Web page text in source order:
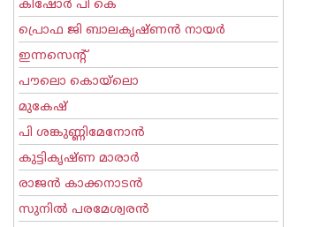
കിഷോർ പി കെ
പ്രൊഫ ജി ബാലകൃഷ്ണന്‍ നായര്‍
ഇന്നസെന്റ്‌
പൗലൊ കൊയ്ലൊ
മുകേഷ്
പി ശങ്കുണ്ണിമേനോന്‍
കുട്ടികൃഷ്ണ മാരാര്‍
രാജന്‍ കാക്കനാടന്‍
സുനില്‍ പരമേശ്വരന്‍